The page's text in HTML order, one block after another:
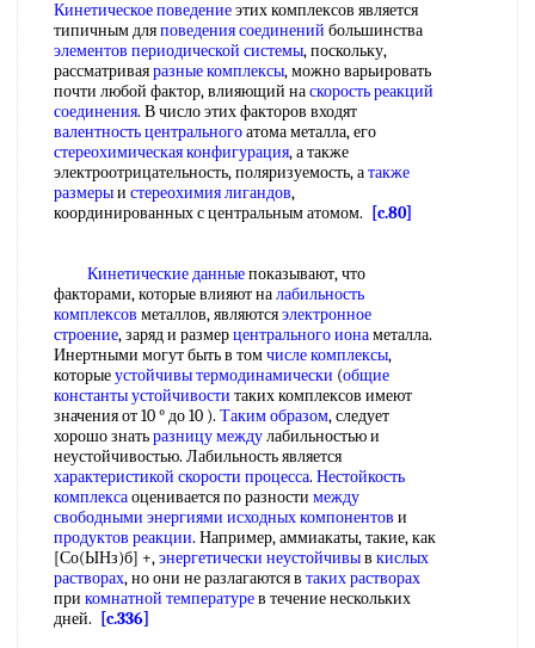
Кинетическое поведениеэтих комплексов является
типичным дляповедения соединений большинства
элементов периодической системы, поскольку,
рассматриваяразные комплексы, можно варьировать
почти любой фактор, влияющий наскорость реакций
соединения. В число этих факторов входят
валентность центральногоатома металла, его
стереохимическая конфигурация, а также
электроотрицательность, поляризуемость, атакже
размерыи стереохимия лигандов,
координированных с центральным атомом.
[c.80]
Кинетические данныепоказывают, что
факторами, которые влияют налабильность
комплексов металлов, являютсяэлектронное
строение, заряд и размерцентрального ионаметалла.
Инертными могут быть в томчисле комплексы,
которыеустойчивы термодинамически (общие
константы устойчивости таких комплексов имеют
значения от 10 ° до 10 ). Таким образом, следует
хорошо знатьразницу междулабильностью и
неустойчивостью. Лабильность является
характеристикой скорости процесса. Нестойкость
комплексаоценивается по разности между
свободными энергиями исходных компонентов и
продуктов реакции. Например, аммиакаты, такие, как
[Со(ЫНз)б] +,энергетически неустойчивыв кислых
растворах, но они не разлагаются в таких растворах
при комнатной температурев течение нескольких
дней.
[c.336]